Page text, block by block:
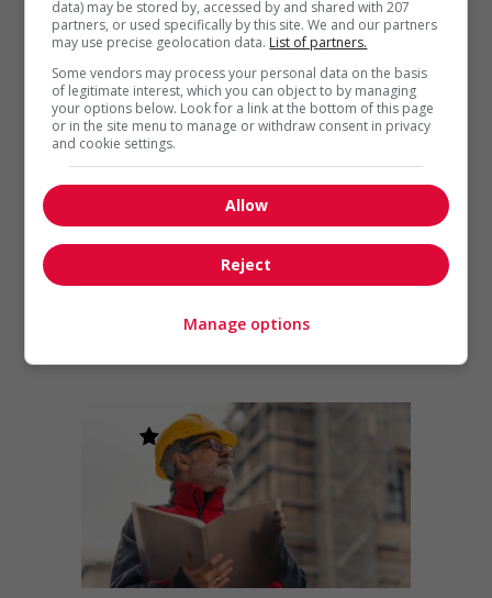
préciser le salaire dans vos
offres d’emploi : un guide
pour les recruteurs sur
Jobboom.com
En tant que recruteur, vous
êtes constamment à la
talents pour vos postes
vacants. Et pour...
data) may be stored by, accessed by and shared with 207
partners, or used specifically by this site. We and our partners
may use precise geolocation data. List of partners.
Some vendors may process your personal data on the basis
of legitimate interest, which you can object to by managing
your options below. Look for a link at the bottom of this page
or in the site menu to manage or withdraw consent in privacy
and cookie settings.
Allow
Reject
Manage options